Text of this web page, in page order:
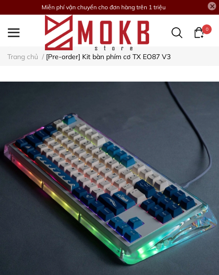
Miễn phí vận chuyển cho đơn hàng trên 1 triệu
0
Trang chủ / [Pre-order] Kit bàn phím cơ TX EO87 V3